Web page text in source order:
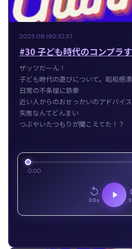
2025.08.190:32:37
#30 子ども時代のコンプラ
ザッツだーん！
子ども時代の遊びについて。昭和感漂
日常の不条理に鉄拳
近い人からのおせっかいのアドバイ
失敗なんてどんまい
つぶやいたつもりが聞こえてた！？
0:00
30s